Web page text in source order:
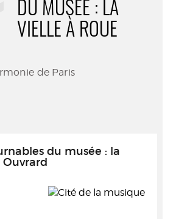
DU MUSÉE : LA
VIELLE À ROUE
de Paris
du musée : la